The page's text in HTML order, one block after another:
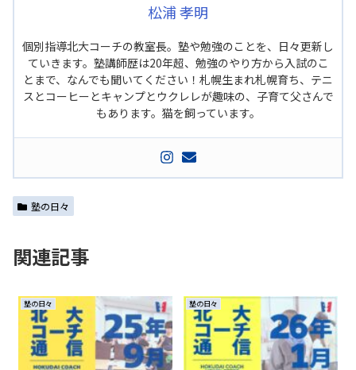
松浦 孝明
個別指導北大コーチの教室長。塾や勉強のことを、日々更新し
ていきます。塾講師歴は20年超、勉強のやり方から入試のこ
とまで、なんでも聞いてください！札幌生まれ札幌育ち、テニ
スとコーヒーとキャンプとウクレレが趣味の、子育て父さんで
もあります。猫を飼っています。
塾の日々
関連記事
塾の日々 塾の日々